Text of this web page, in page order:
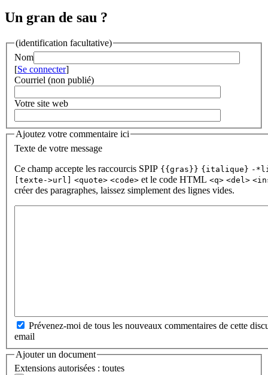
Un gran de sau ?
(identification facultative)
Nom
[Se connecter]
Courriel (non publié)
Votre site web
Ajoutez votre commentaire ici
Texte de votre message
Ce champ accepte les raccourcis SPIP {{gras}} {italique} -
[texte->url] <quote> <code> et le code HTML <q> <del>
créer des paragraphes, laissez simplement des lignes vides.
Prévenez-moi de tous les nouveaux commentaires de cette
email
Ajouter un document
Extensions autorisées : toutes